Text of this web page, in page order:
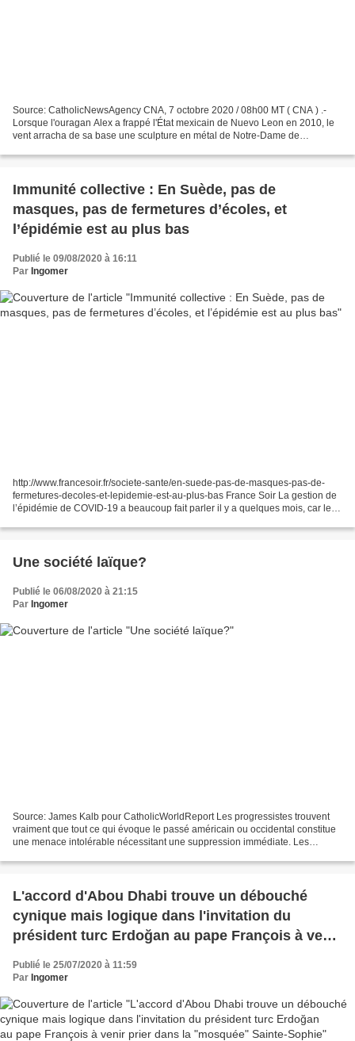
Source: CatholicNewsAgency CNA, 7 octobre 2020 / 08h00 MT ( CNA ) .-
Lorsque l'ouragan Alex a frappé l'État mexicain de Nuevo Leon en 2010, le
vent arracha de sa base une sculpture en métal de Notre-Dame de
Immunité collective : En Suède, pas de
masques, pas de fermetures d’écoles, et
l’épidémie est au plus bas
Publié le 09/08/2020 à 16:11
Par Ingomer
http://www.francesoir.fr/societe-sante/en-suede-pas-de-masques-pas-de-
fermetures-decoles-et-lepidemie-est-au-plus-bas France Soir La gestion de
l’épidémie de COVID-19 a beaucoup fait parler il y a quelques mois, car le
Une société laïque?
Publié le 06/08/2020 à 21:15
Par Ingomer
Source: James Kalb pour CatholicWorldReport Les progressistes trouvent
vraiment que tout ce qui évoque le passé américain ou occidental constitue
une menace intolérable nécessitant une suppression immédiate. Les
L'accord d'Abou Dhabi trouve un débouché
cynique mais logique dans l'invitation du
président turc Erdoğan au pape François à venir
Publié le 25/07/2020 à 11:59
Par Ingomer